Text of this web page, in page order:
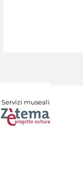
Servizi museali